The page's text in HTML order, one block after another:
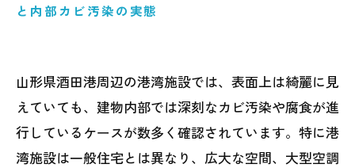
と内部カビ汚染の実態
山形県酒田港周辺の港湾施設では、表面上は綺麗に見
えていても、建物内部では深刻なカビ汚染や腐食が進
行しているケースが数多く確認されています。特に港
湾施設は一般住宅とは異なり、広大な空間、大型空調